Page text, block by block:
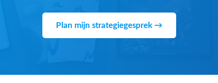
Plan mijn strategiegesprek →